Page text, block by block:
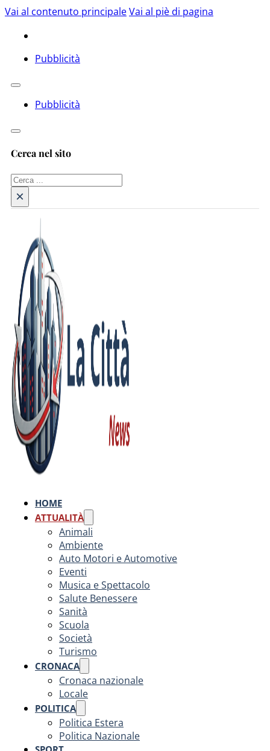
Vai al contenuto principaleVai al piè di pagina
Pubblicità
Pubblicità
Cerca nel sito
Cerca
×
HOME
ATTUALITÀ
Animali
Ambiente
Auto Motori e Automotive
Eventi
Musica e Spettacolo
Salute Benessere
Sanità
Scuola
Società
Turismo
CRONACA
Cronaca nazionale
Locale
POLITICA
Politica Estera
Politica Nazionale